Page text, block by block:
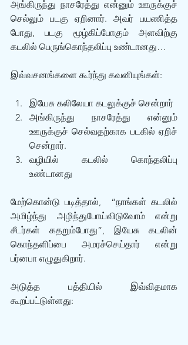
அங்கிருந்து நாசரேத்து என்னும் ஊருக்குச்
செல்லும் படகு ஏறினார். அவர் பயணித்த
போது, படகு மூழ்கிப்போகும் அளவிற்கு
கடலில் பெருங்கொந்தலிப்பு உண்டானது…
இவ்வசனங்களை கூர்ந்து கவனியுங்கள்:
இயேசு கலிலேயா கடலுக்குச் சென்றார்
அங்கிருந்து நாசரேத்து என்னும்
ஊருக்குச் செல்வதற்காக படகில் ஏறிச்
சென்றார்.
வழியில் கடலில் கொந்தலிப்பு
உண்டானது
மேற்கொன்டு படித்தால்,  “நாங்கள் கடலில்
அமிழ்ந்து அழிந்துபோய்விடுவோம் என்று
சீடர்கள் கதறும்போது”, இயேசு கடலின்
கொந்தளிப்பை அமரச்செய்தார் என்று
பர்னபா எழுதுகிறார்.
அடுத்த பத்தியில் இவ்விதமாக
கூறப்பட்டுள்ளது: